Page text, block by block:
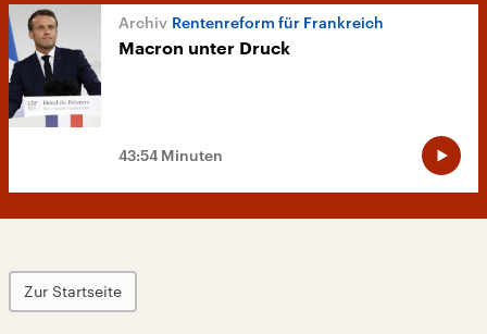
Rentenreform für Frankreich
Macron unter Druck
43:54 Minuten
Zur Startseite